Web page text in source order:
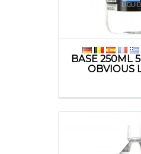
BASE 250ML
OBVIOUS